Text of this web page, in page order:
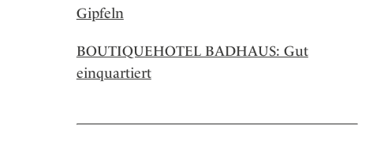
Gipfeln
BOUTIQUEHOTEL BADHAUS: Gut
einquartiert